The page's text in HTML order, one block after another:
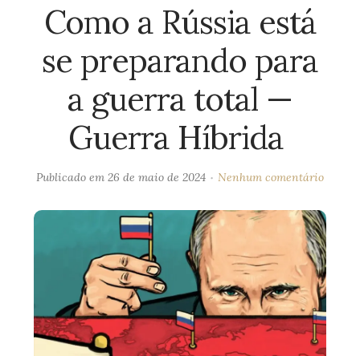
Como a Rússia está
se preparando para
a guerra total —
Guerra Híbrida
Publicado em 26 de maio de 2024 Nenhum comentário